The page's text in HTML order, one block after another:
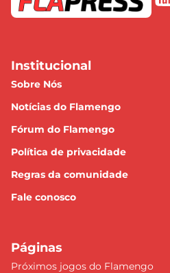
Institucional
Sobre Nós
Notícias do Flamengo
Fórum do Flamengo
Política de privacidade
Regras da comunidade
Fale conosco
Páginas
Próximos jogos do Flamengo